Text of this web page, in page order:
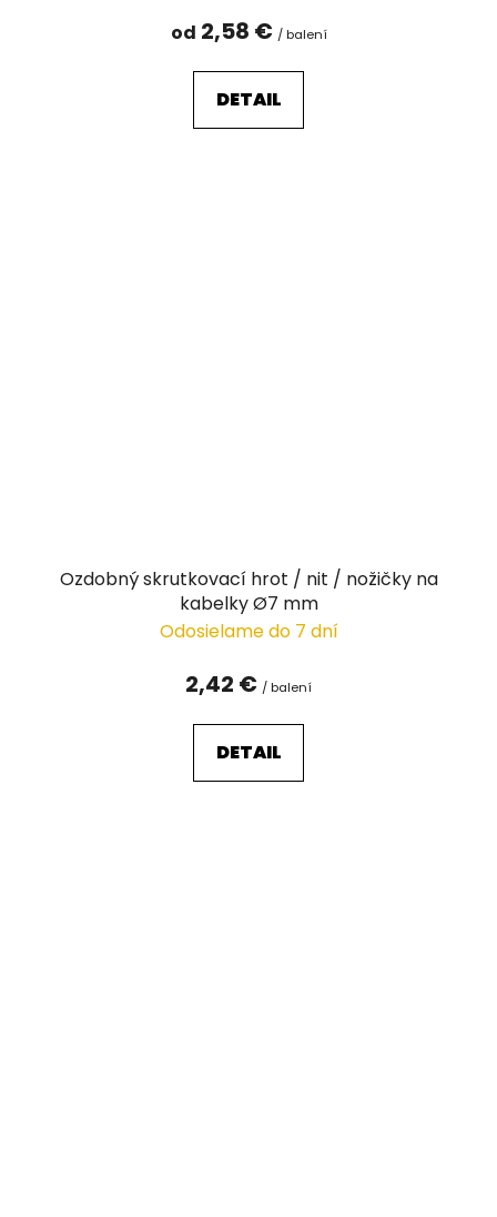
od 2,58 € / balení
DETAIL
Ozdobný skrutkovací hrot / nit / nožičky na
kabelky Ø7 mm
Odosielame do 7 dní
2,42 € / balení
DETAIL